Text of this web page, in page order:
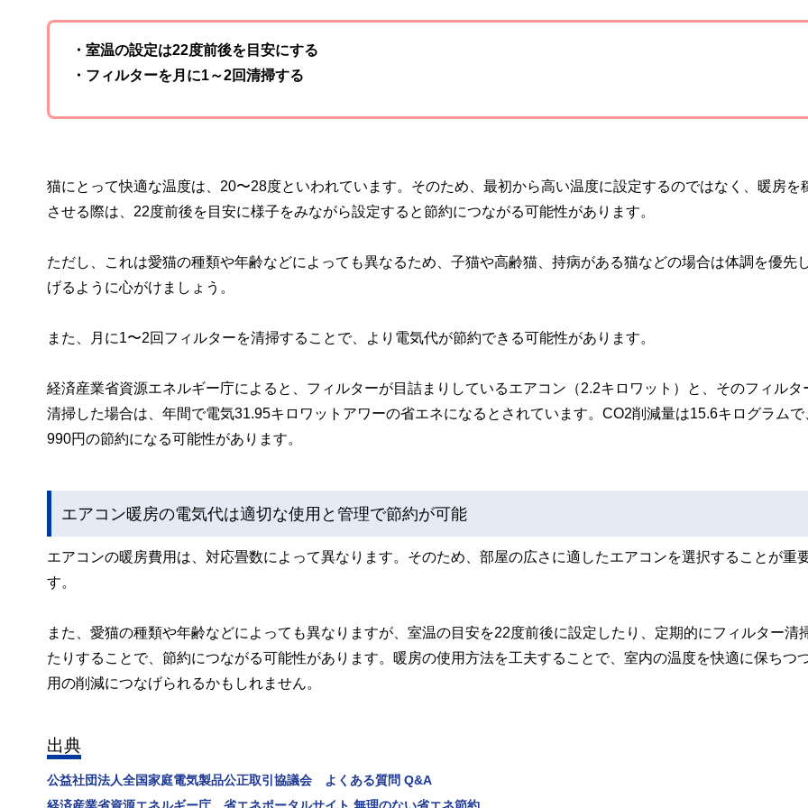
・室温の設定は22度前後を目安にする
・フィルターを月に1～2回清掃する
猫にとって快適な温度は、20〜28度といわれています。そのため、最初から高い温度に設定するのではなく、暖房を
させる際は、22度前後を目安に様子をみながら設定すると節約につながる可能性があります。
ただし、これは愛猫の種類や年齢などによっても異なるため、子猫や高齢猫、持病がある猫などの場合は体調を優先
げるように心がけましょう。
また、月に1〜2回フィルターを清掃することで、より電気代が節約できる可能性があります。
経済産業省資源エネルギー庁によると、フィルターが目詰まりしているエアコン（2.2キロワット）と、そのフィルタ
清掃した場合は、年間で電気31.95キロワットアワーの省エネになるとされています。CO2削減量は15.6キログラムで
990円の節約になる可能性があります。
エアコン暖房の電気代は適切な使用と管理で節約が可能
エアコンの暖房費用は、対応畳数によって異なります。そのため、部屋の広さに適したエアコンを選択することが重
す。
また、愛猫の種類や年齢などによっても異なりますが、室温の目安を22度前後に設定したり、定期的にフィルター清
たりすることで、節約につながる可能性があります。暖房の使用方法を工夫することで、室内の温度を快適に保ちつ
用の削減につなげられるかもしれません。
出典
公益社団法人全国家庭電気製品公正取引協議会 よくある質問 Q&A
経済産業省資源エネルギー庁 省エネポータルサイト 無理のない省エネ節約